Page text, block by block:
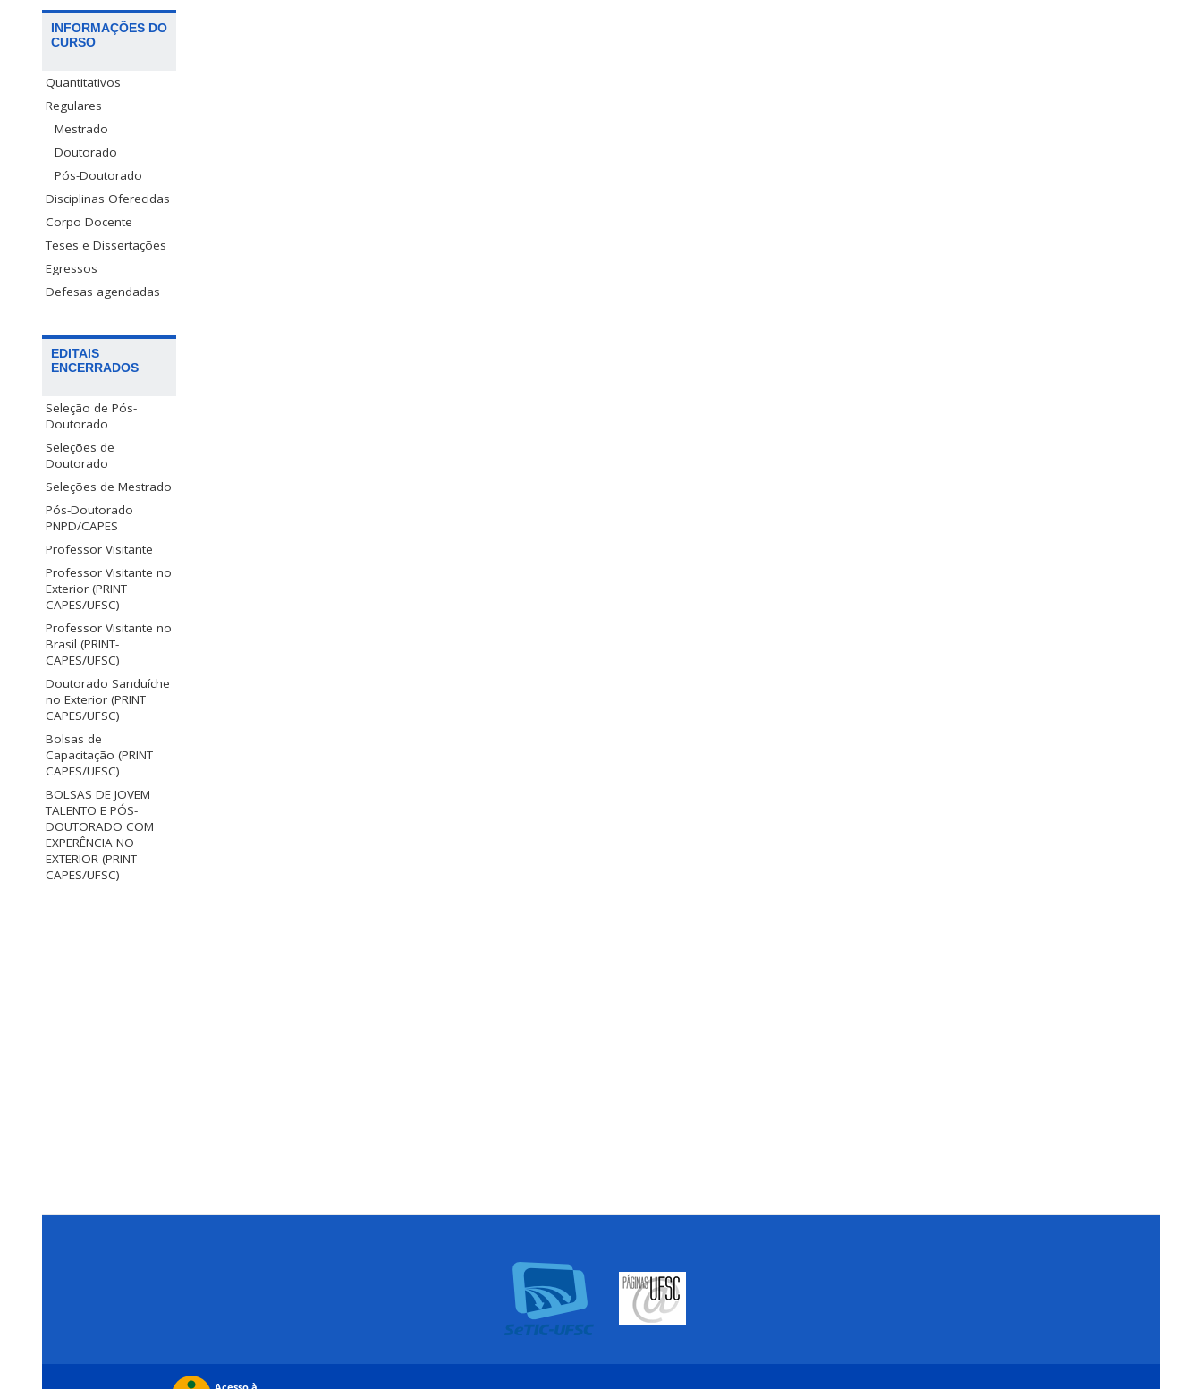
INFORMAÇÕES DO
CURSO
Quantitativos
Regulares
Mestrado
Doutorado
Pós-Doutorado
Disciplinas Oferecidas
Corpo Docente
Teses e Dissertações
Egressos
Defesas agendadas
EDITAIS
ENCERRADOS
Seleção de Pós-
Doutorado
Seleções de
Doutorado
Seleções de Mestrado
Pós-Doutorado
PNPD/CAPES
Professor Visitante
Professor Visitante no
Exterior (PRINT
CAPES/UFSC)
Professor Visitante no
Brasil (PRINT-
CAPES/UFSC)
Doutorado Sanduíche
no Exterior (PRINT
CAPES/UFSC)
Bolsas de
Capacitação (PRINT
CAPES/UFSC)
BOLSAS DE JOVEM
TALENTO E PÓS-
DOUTORADO COM
EXPERÊNCIA NO
EXTERIOR (PRINT-
CAPES/UFSC)